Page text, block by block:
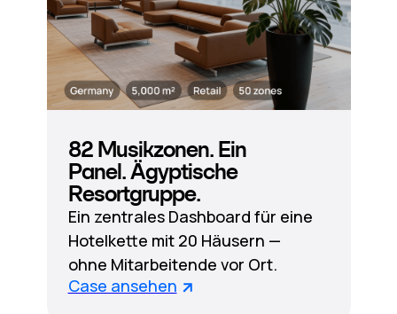
82 Musikzonen. Ein
Panel. Ägyptische
Resortgruppe.
Ein zentrales Dashboard für eine
Hotelkette mit 20 Häusern —
ohne Mitarbeitende vor Ort.
Case ansehen